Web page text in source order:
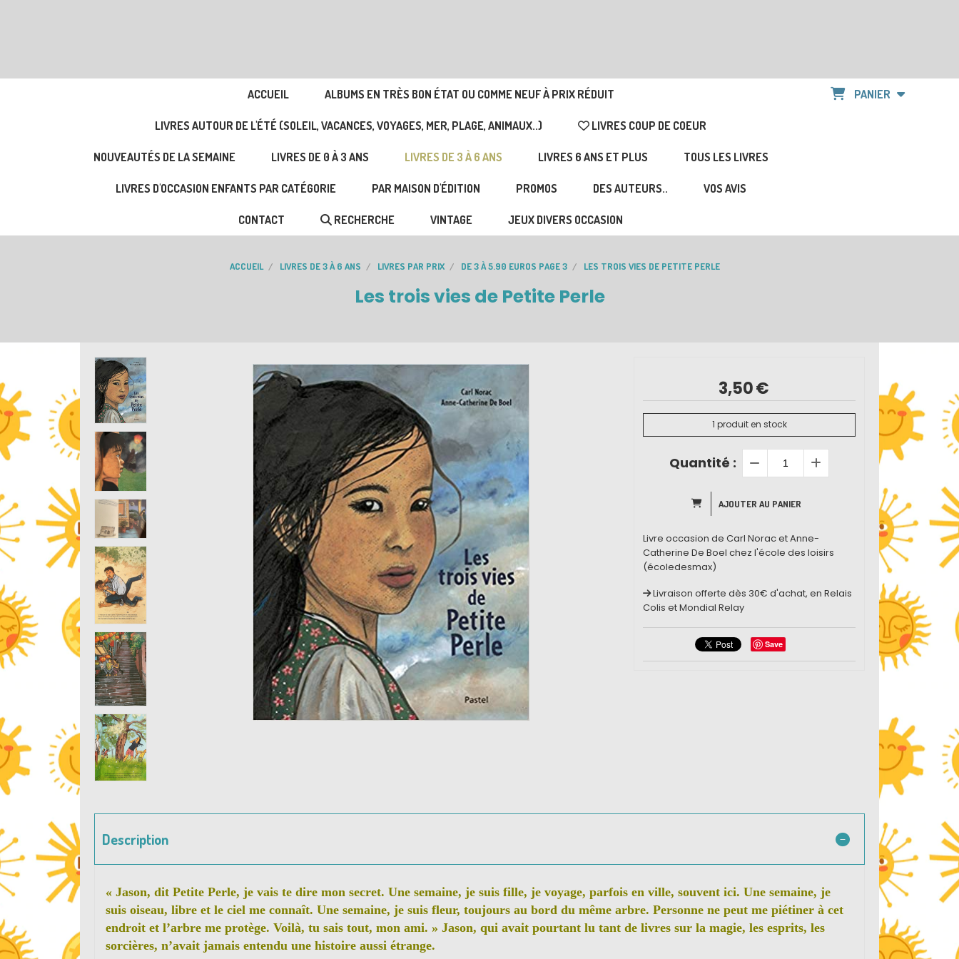
ACCUEIL ALBUMS EN TRÈS BON ÉTAT OU COMME NEUF À PRIX RÉDUIT
LIVRES AUTOUR DE L'ÉTÉ (SOLEIL, VACANCES, VOYAGES, MER, PLAGE, ANIMAUX..) LIVRES COUP DE COEUR
NOUVEAUTÉS DE LA SEMAINE LIVRES DE 0 À 3 ANS LIVRES DE 3 À 6 ANS LIVRES 6 ANS ET PLUS TOUS LES LIVRES
LIVRES D'OCCASION ENFANTS PAR CATÉGORIE PAR MAISON D'ÉDITION PROMOS DES AUTEURS.. VOS AVIS
CONTACT RECHERCHE VINTAGE JEUX DIVERS OCCASION
PANIER
ACCUEIL LIVRES DE 3 À 6 ANS LIVRES PAR PRIX DE 3 À 5.90 EUROS PAGE 3 LES TROIS VIES DE PETITE PERLE
Les trois vies de Petite Perle
3,50€
1 produit en stock
Quantité :
AJOUTER AU PANIER
Livre occasion de Carl Norac et Anne-
Catherine De Boel chez l'école des loisirs
(écoledesmax)
Livraison offerte dès 30€ d'achat, en Relais
Colis et Mondial Relay
Save
Description
« Jason, dit Petite Perle, je vais te dire mon secret. Une semaine, je suis fille, je voyage, parfois en ville, souvent ici. Une semaine, je
suis oiseau, libre et le ciel me connaît. Une semaine, je suis fleur, toujours au bord du même arbre. Personne ne peut me piétiner à cet
endroit et l’arbre me protège. Voilà, tu sais tout, mon ami. » Jason, qui avait pourtant lu tant de livres sur la magie, les esprits, les
sorcières, n’avait jamais entendu une histoire aussi étrange.